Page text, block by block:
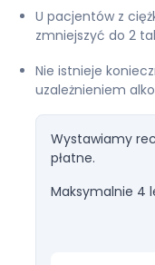
U pacjentów z
zmniejszyć do 2
Nie istnieje
uzależnieniem
Wystawiamy
płatne.
Maksymalnie 4